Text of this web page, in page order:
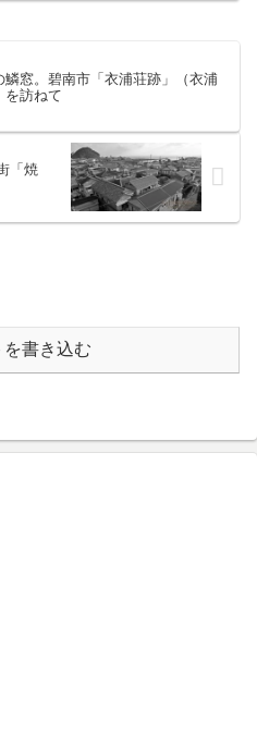
鱗窓。碧南市「衣浦荘跡」（衣浦
を訪ねて
「焼
を書き込む